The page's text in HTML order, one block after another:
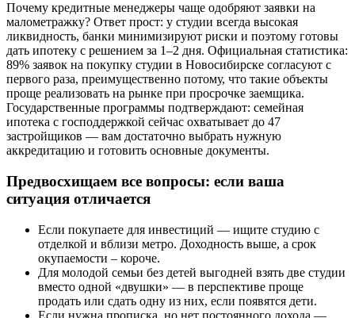
Почему кредитные менеджеры чаще одобряют заявки на
малометражку? Ответ прост: у студии всегда высокая
ликвидность, банки минимизируют риски и поэтому готовы
дать ипотеку с решением за 1–2 дня. Официальная статистика:
89% заявок на покупку студии в Новосибирске согласуют с
первого раза, преимущественно потому, что такие объекты
проще реализовать на рынке при просрочке заемщика.
Государственные программы подтверждают: семейная
ипотека с господдержкой сейчас охватывает до 47
застройщиков — вам достаточно выбрать нужную
аккредитацию и готовить основные документы.
Предвосхищаем все вопросы: если ваша
ситуация отличается
Если покупаете для инвестиций — ищите студию с
отделкой и вблизи метро. Доходность выше, а срок
окупаемости – короче.
Для молодой семьи без детей выгодней взять две студии
вместо одной «двушки» — в перспективе проще
продать или сдать одну из них, если появятся дети.
Если нужна прописка, но нет постоянного дохода —